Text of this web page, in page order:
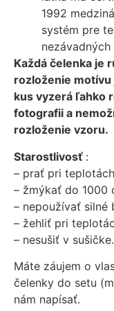
1992
systém pre
Každá čelenka je
rozloženie motívu
kus vyzerá ľahko
fotografii a
rozloženie vzoru.
Starostlivosť :
– prať pri
– žmýkať do 1000
– nepoužívať silné
– žehliť pri
– nesušiť v sušičke.
Máte záujem o
čelenky do setu
nám napísať.